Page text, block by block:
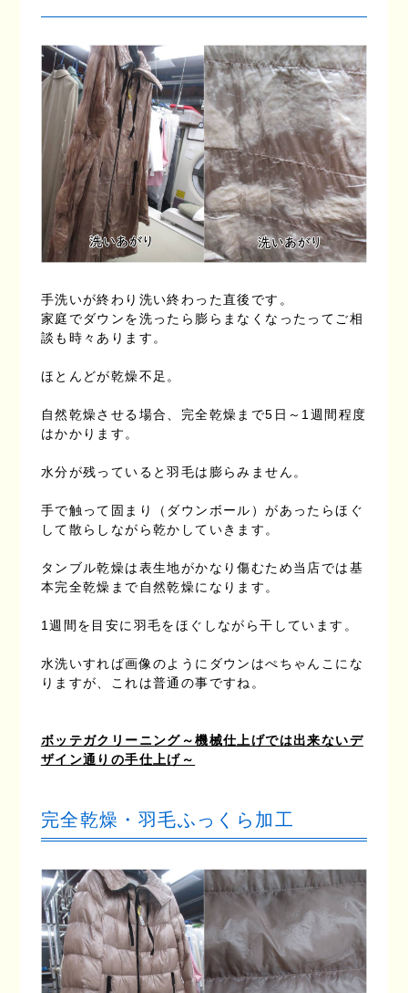
手洗いが終わり洗い終わった直後です。
家庭でダウンを洗ったら膨らまなくなったってご相
談も時々あります。
ほとんどが乾燥不足。
自然乾燥させる場合、完全乾燥まで5日～1週間程度
はかかります。
水分が残っていると羽毛は膨らみません。
手で触って固まり（ダウンボール）があったらほぐ
して散らしながら乾かしていきます。
タンブル乾燥は表生地がかなり傷むため当店では基
本完全乾燥まで自然乾燥になります。
1週間を目安に羽毛をほぐしながら干しています。
水洗いすれば画像のようにダウンはぺちゃんこにな
りますが、これは普通の事ですね。
ボッテガクリーニング～機械仕上げでは出来ないデ
ザイン通りの手仕上げ～
完全乾燥・羽毛ふっくら加工